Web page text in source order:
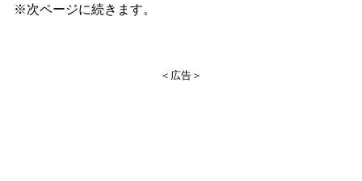
※次ページに続きます。
＜広告＞